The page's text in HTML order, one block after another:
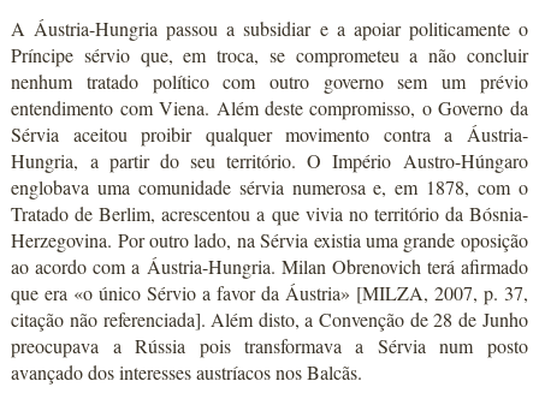
A Áustria-Hungria passou a subsidiar e a apoiar politicamente o
Príncipe sérvio que, em troca, se comprometeu a não concluir
nenhum tratado político com outro governo sem um prévio
entendimento com Viena. Além deste compromisso, o Governo da
Sérvia aceitou proibir qualquer movimento contra a Áustria-
Hungria, a partir do seu território. O Império Austro-Húngaro
englobava uma comunidade sérvia numerosa e, em 1878, com o
Tratado de Berlim, acrescentou a que vivia no território da Bósnia-
Herzegovina. Por outro lado, na Sérvia existia uma grande oposição
ao acordo com a Áustria-Hungria. Milan Obrenovich terá afirmado
que era «o único Sérvio a favor da Áustria» [MILZA, 2007, p. 37,
citação não referenciada]. Além disto, a Convenção de 28 de Junho
preocupava a Rússia pois transformava a Sérvia num posto
avançado dos interesses austríacos nos Balcãs.